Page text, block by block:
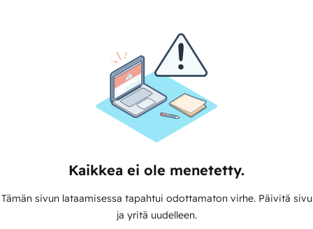
Kaikkea ei ole menetetty.
Tämän sivun lataamisessa tapahtui odottamaton virhe. Päivitä sivu
ja yritä uudelleen.